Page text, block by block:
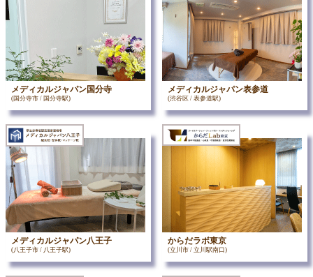
メディカルジャパン国分寺
(国分寺市 / 国分寺駅)
メディカルジャパン表参道
(渋谷区 / 表参道駅)
メディカルジャパン八王子
(八王子市 / 八王子駅)
からだラボ東京
(立川市 / 立川駅南口)